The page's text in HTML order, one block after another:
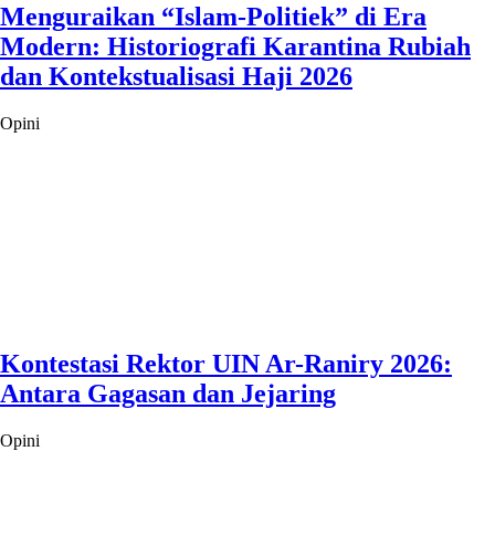
Menguraikan “Islam-Politiek” di Era
Modern: Historiografi Karantina Rubiah
dan Kontekstualisasi Haji 2026
Opini
Kontestasi Rektor UIN Ar-Raniry 2026:
Antara Gagasan dan Jejaring
Opini